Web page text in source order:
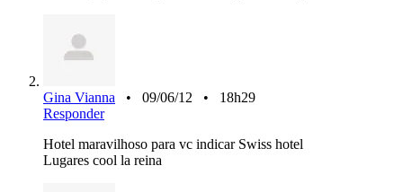
Gina Vianna • 09/06/12 • 18h29
Responder
Hotel maravilhoso para vc indicar Swiss hotel
Lugares cool la reina